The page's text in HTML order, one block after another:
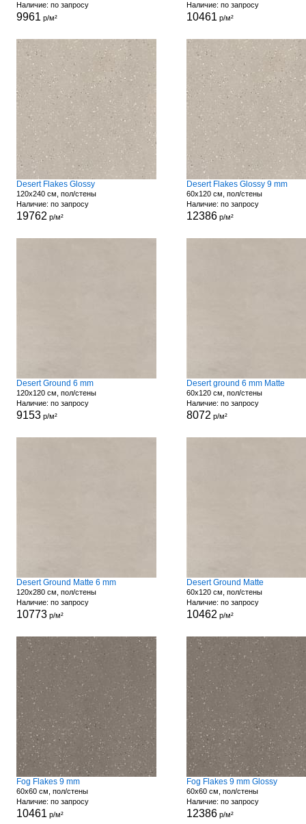
Наличие: по запросу
9961 р/м²
Наличие: по запросу
10461 р/м²
Desert Flakes Glossy
120x240 см, пол/стены
Наличие: по запросу
19762 р/м²
Desert Flakes Glossy 9 mm
60x120 см, пол/стены
Наличие: по запросу
12386р/м²
Desert Ground 6 mm
120x120 см, пол/стены
Наличие: по запросу
9153р/м²
Desert ground 6 mm Matte
60x120 см, пол/стены
Наличие: по запросу
8072 р/м²
Desert Ground Matte 6 mm
120x280 см, пол/стены
Наличие: по запросу
10773р/м²
Desert Ground Matte
60x120 см, пол/стены
Наличие: по запросу
10462 р/м²
Fog Flakes 9 mm
60x60 см, пол/стены
Наличие: по запросу
10461 р/м²
Fog Flakes 9 mm Glossy
60x60 см, пол/стены
Наличие: по запросу
12386р/м²